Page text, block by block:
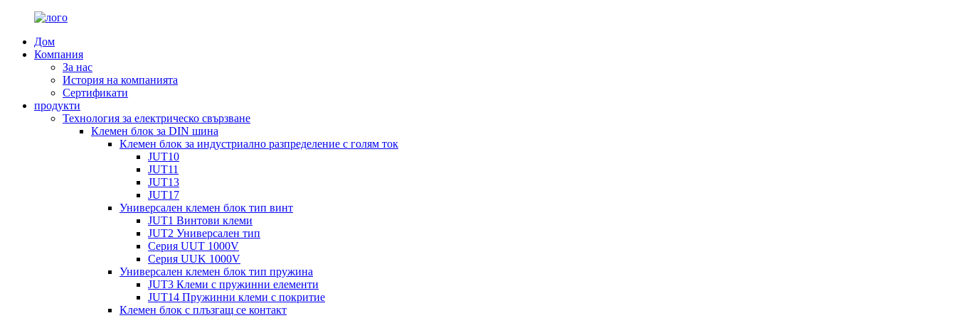
Дом
Компания
За нас
История на компанията
Сертификати
продукти
Технология за електрическо свързване
Клемен блок за DIN шина
Клемен блок за индустриално разпределение с голям ток
JUT10
JUT11
JUT13
JUT17
Универсален клемен блок тип винт
JUT1 Винтови клеми
JUT2 Универсален тип
Серия UUT 1000V
Серия UUK 1000V
Универсален клемен блок тип пружина
JUT3 Клеми с пружинни елементи
JUT14 Пружинни клеми с покритие
Клемен блок с плъзгащ се контакт